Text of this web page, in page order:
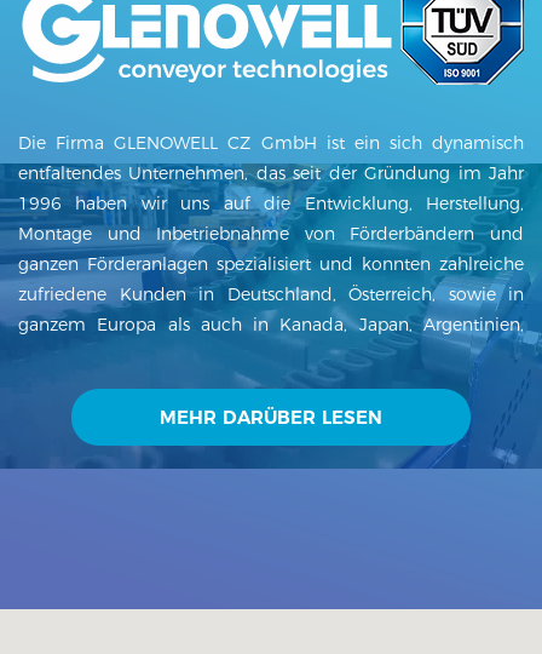
Die Firma GLENOWELL CZ GmbH ist ein sich dynamisch
entfaltendes Unternehmen, das seit der Gründung im Jahr
1996 haben wir uns auf die Entwicklung, Herstellung,
Montage und Inbetriebnahme von Förderbändern und
ganzen Förderanlagen spezialisiert und konnten zahlreiche
zufriedene Kunden in Deutschland, Österreich, sowie in
ganzem Europa als auch in Kanada, Japan, Argentinien,
Mexiko, Indien und anderen Ländern der Welt gewinnen. Die
GLENOWELL CZ GmbH liefert Förderbänder,
Fördetechnologien, Behälter und Stahlkonstruktionen inkl.
der Planung und der Montage. Unsere Förderbänder finden
in vielen Bereichen Einsatz. Bei uns steht der Kunde an erster
MEHR DARÜBER LESEN